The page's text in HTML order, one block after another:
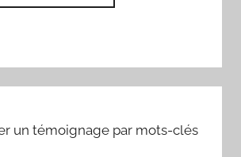
un témoignage par mots-clés